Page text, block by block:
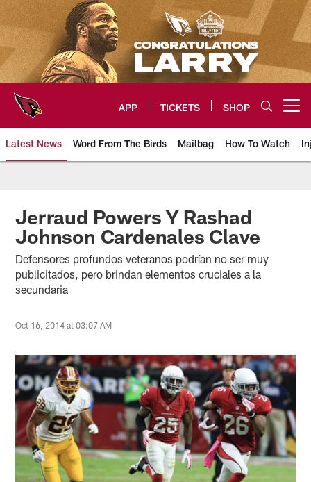
Skip
to
main
content
APP TICKETS SHOP
Latest News Word From The Birds Mailbag How To Watch
Arizona Cardinals Home: The
Jerraud Powers Y Rashad
Johnson Cardenales Clave
Defensores profundos veteranos podrían no ser muy
publicitados, pero brindan elementos cruciales a la
secundaria
Oct 16, 2014 at 03:07 AM